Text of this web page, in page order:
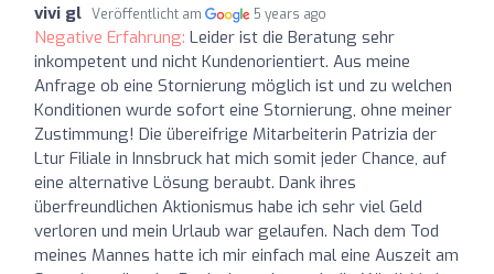
vivi gl Veröffentlicht am 5 years ago
Negative Erfahrung: Leider ist die Beratung sehr
inkompetent und nicht Kundenorientiert. Aus meine
Anfrage ob eine Stornierung möglich ist und zu welchen
Konditionen wurde sofort eine Stornierung, ohne meiner
Zustimmung! Die übereifrige Mitarbeiterin Patrizia der
Ltur Filiale in Innsbruck hat mich somit jeder Chance, auf
eine alternative Lösung beraubt. Dank ihres
überfreundlichen Aktionismus habe ich sehr viel Geld
verloren und mein Urlaub war gelaufen. Nach dem Tod
meines Mannes hatte ich mir einfach mal eine Auszeit am